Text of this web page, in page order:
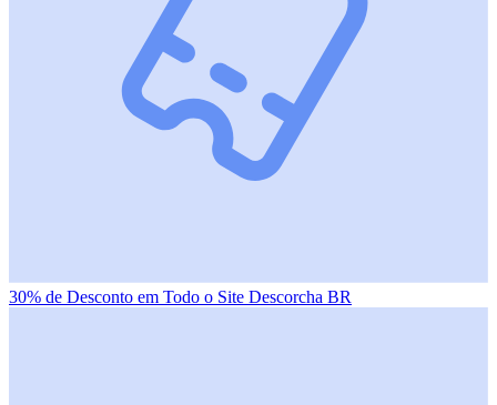
30% de Desconto em Todo o Site Descorcha BR